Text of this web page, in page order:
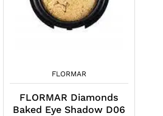
FLORMAR
FLORMAR Diamonds
Baked Eye Shadow D06